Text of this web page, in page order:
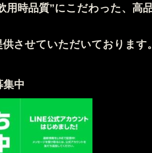
用時品質”にこだわった、高
供させていただいております
集中